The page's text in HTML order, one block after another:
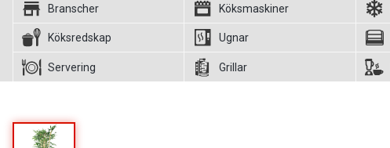
Branscher Köksmaskiner
Köksredskap Ugnar
Servering Grillar